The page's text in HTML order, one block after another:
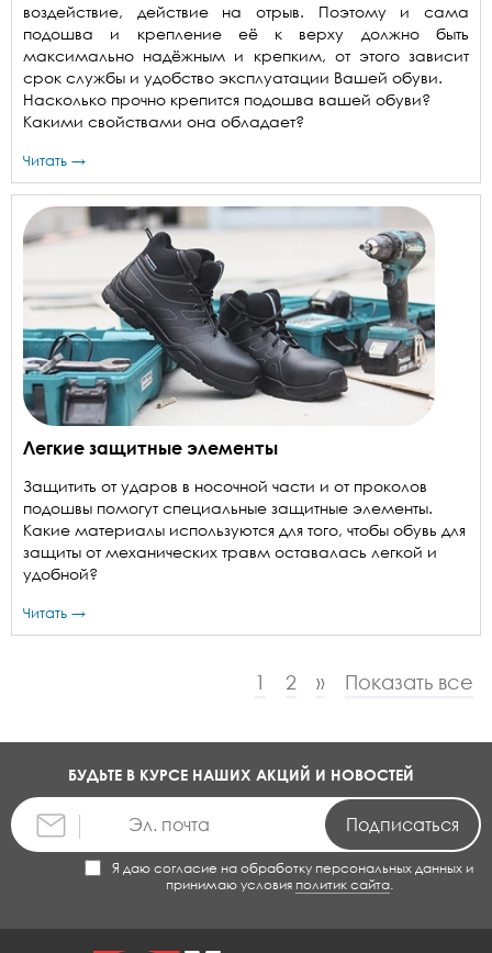
воздействие, действие на отрыв. Поэтому и сама
подошва и крепление её к верху должно быть
максимально надёжным и крепким, от этого зависит
срок службы и удобство эксплуатации Вашей обуви.
Насколько прочно крепится подошва вашей обуви?
Какими свойствами она обладает?
Читать →
Легкие защитные элементы
Защитить от ударов в носочной части и от проколов
подошвы помогут специальные защитные элементы.
Какие материалы используются для того, чтобы обувь для
защиты от механических травм оставалась легкой и
удобной?
Читать →
1 2 » Показать все
БУДЬТЕ В КУРСЕ НАШИХ АКЦИЙ И НОВОСТЕЙ
Я даю согласие на обработку персональных данных и
принимаю условия политик сайта.